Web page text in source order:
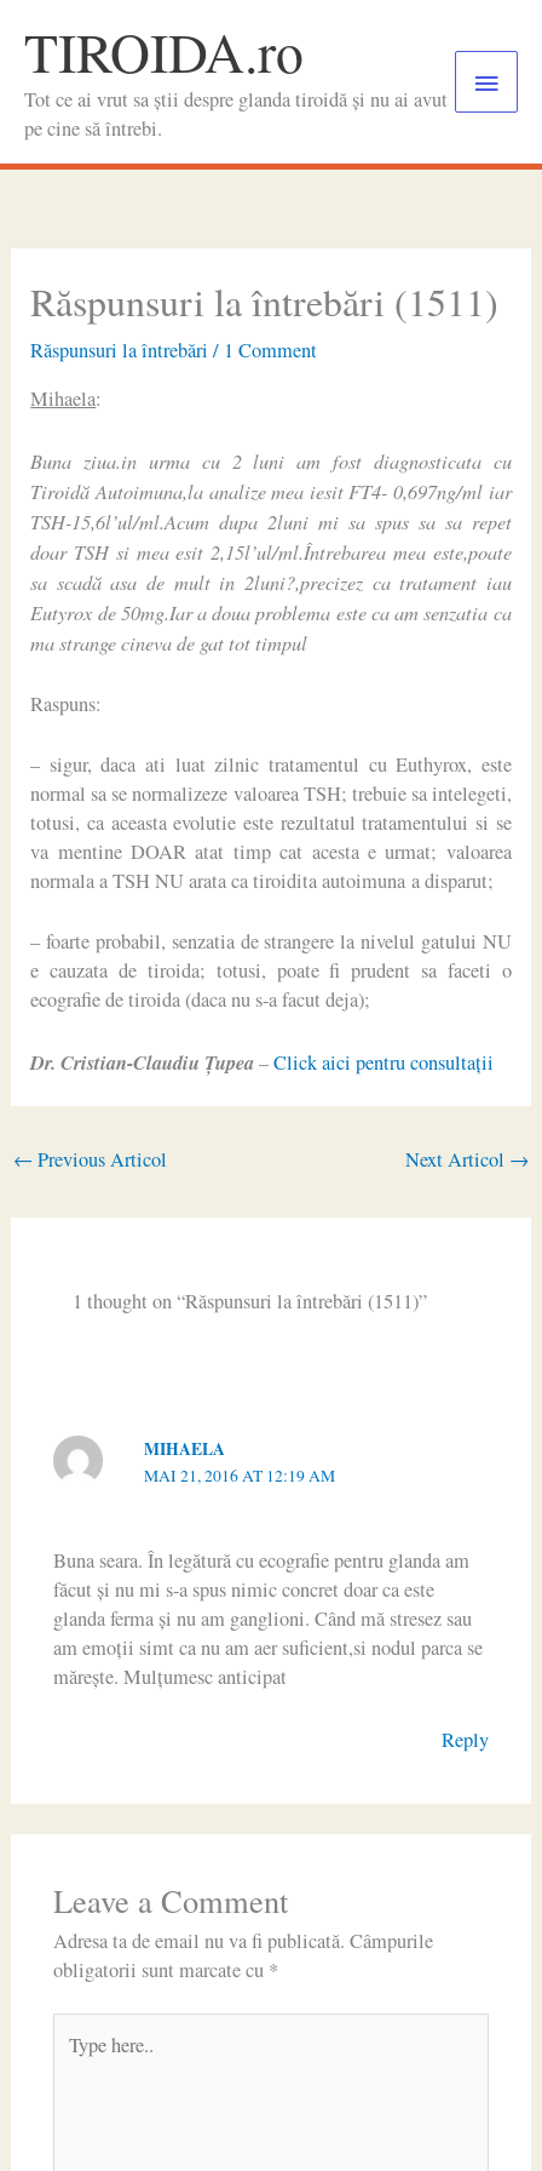
contentTIROIDA.ro
Tot ce ai vrut sa știi despre glanda tiroidă și nu ai avut
pe cine să întrebi.
Main
Răspunsuri la întrebări (1511)
Răspunsuri la întrebări / 1 Comment
Mihaela:
Buna ziua.in urma cu 2 luni am fost diagnosticata cu
Tiroidă Autoimuna,la analize mea iesit FT4- 0,697ng/ml iar
TSH-15,6l’ul/ml.Acum dupa 2luni mi sa spus sa sa repet
doar TSH si mea esit 2,15l’ul/ml.Întrebarea mea este,poate
sa scadă asa de mult in 2luni?,precizez ca tratament iau
Eutyrox de 50mg.Iar a doua problema este ca am senzatia ca
ma strange cineva de gat tot timpul
Raspuns:
– sigur, daca ati luat zilnic tratamentul cu Euthyrox, este
normal sa se normalizeze valoarea TSH; trebuie sa intelegeti,
totusi, ca aceasta evolutie este rezultatul tratamentului si se
va mentine DOAR atat timp cat acesta e urmat; valoarea
normala a TSH NU arata ca tiroidita autoimuna a disparut;
– foarte probabil, senzatia de strangere la nivelul gatului NU
e cauzata de tiroida; totusi, poate fi prudent sa faceti o
ecografie de tiroida (daca nu s-a facut deja);
Dr. Cristian-Claudiu Ţupea–Click aici pentru consultaţii
← Previous Articol Next Articol →
1 thought on “Răspunsuri la întrebări (1511)”
MIHAELA
MAI 21, 2016 AT 12:19 AM
Buna seara. În legătură cu ecografie pentru glanda am
făcut și nu mi s-a spus nimic concret doar ca este
glanda ferma și nu am ganglioni. Când mă stresez sau
am emoții simt ca nu am aer suficient,si nodul parca se
mărește. Mulțumesc anticipat
Reply
Leave a Comment
Adresa ta de email nu va fi publicată. Câmpurile
obligatorii sunt marcate cu *
here..